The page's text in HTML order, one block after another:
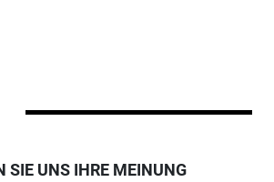
SIE UNS IHRE MEINUNG